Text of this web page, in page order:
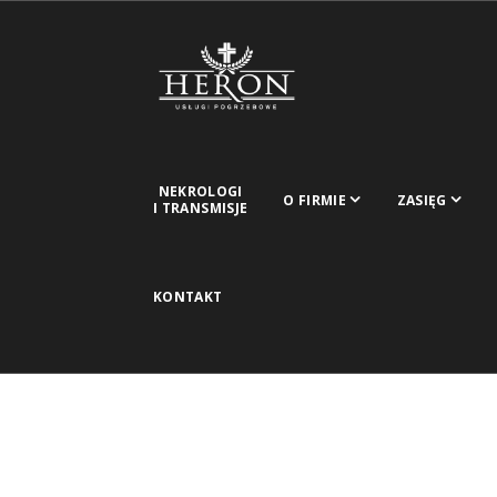
NEKROLOGI
I TRANSMISJE
O FIRMIE ZASIĘG
KONTAKT